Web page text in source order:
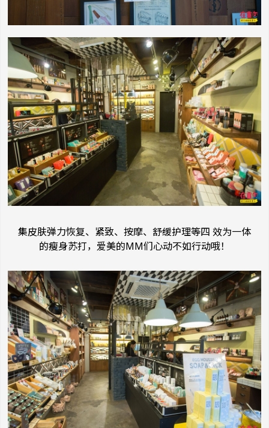
集皮肤弹力恢复、紧致、按摩、舒缓护理等四 效为一体
的瘦身苏打，爱美的MM们心动不如行动哦！